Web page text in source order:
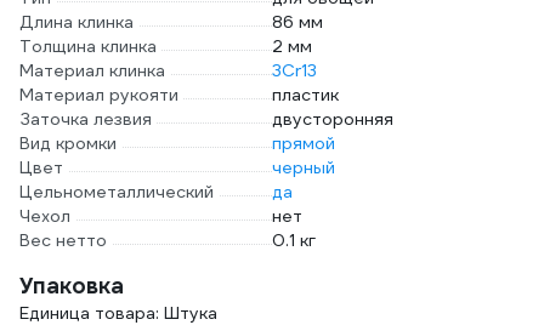
Длина клинка
86 мм
Толщина клинка
2 мм
Материал клинка
3Cr13
Материал рукояти
пластик
Заточка лезвия
двусторонняя
Вид кромки
прямой
Цвет
черный
Цельнометаллический
да
Чехол
нет
Вес нетто
0.1 кг
Упаковка
Единица товара: Штука